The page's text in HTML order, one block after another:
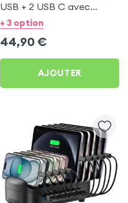
USB + 2 USB C avec
Ventilation pour Apple
+ 3 option
44,90 €
AJOUTER